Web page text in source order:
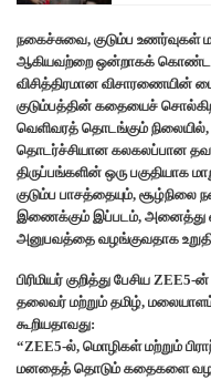
நகைச்சுவை, குடும்ப
ஆகியவற்றை ஒன்றாகக் கொண்ட
விசித்திரமான விசாரணையின்
குடும்பத்தின் கதையைச்
வெளிவரத் தொடங்கும் நிலையில்,
தொடர்ச்சியான கலகலப்பான
திருப்பங்களின் ஒரு பகுதியாக
குடும்ப பாசத்தையும்,
இணைக்கும் இப்படம், அனைத்து
அனுபவத்தை வழங்குவதாக
பிரிமியர் குறித்து பேசிய
தலைவர் மற்றும் தமிழ்,
கூறியதாவது:
“ZEE5-ல், மொழிகள் மற்றும்
மனதைத் தொடும் கதைகளை